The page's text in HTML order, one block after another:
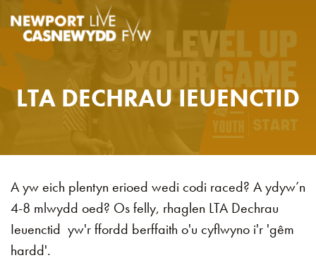
LTA DECHRAU IEUENCTID
A yw eich plentyn erioed wedi codi raced? A ydyw’n
4-8 mlwydd oed? Os felly, rhaglen LTA Dechrau
Ieuenctid ​​​​​ yw'r ffordd berffaith o'u cyflwyno i'r 'gêm
hardd'.